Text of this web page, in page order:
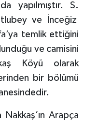
yapılmıştır. S.
ve İnceğiz
temlik ettiğini
ve camisini
Köyü olarak
bir bölümü
Arapça